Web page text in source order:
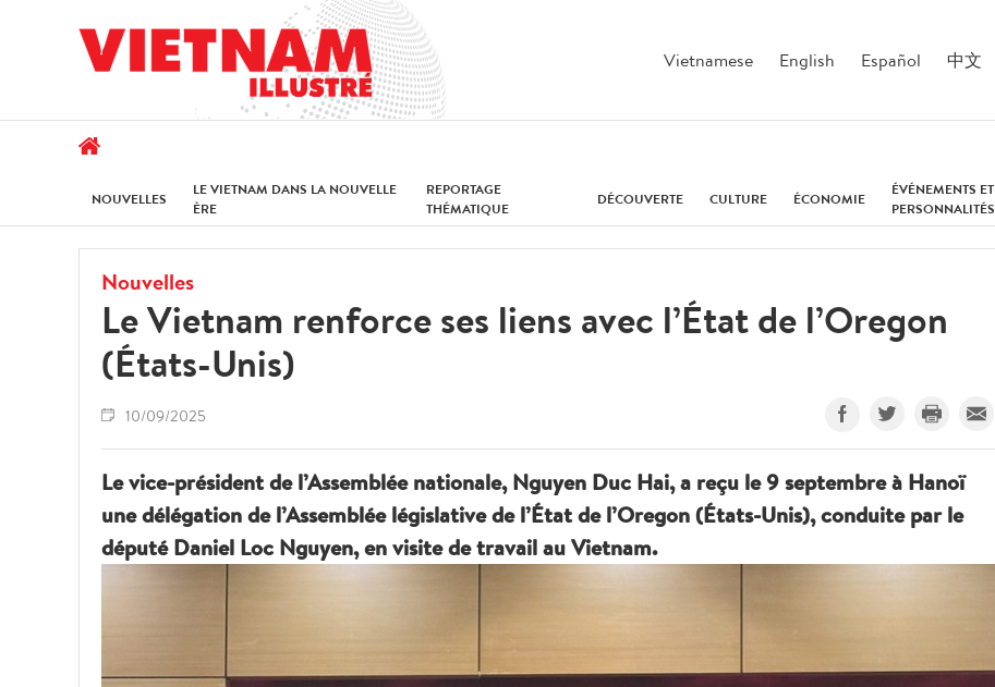
Vietnamese English Español 中文
NOUVELLES
LE VIETNAM DANS LA NOUVELLE
ÈRE
REPORTAGE
THÉMATIQUE
DÉCOUVERTE CULTURE ÉCONOMIE
ÉVÉNEMENTS ET
PERSONNALITÉS
Nouvelles
Le Vietnam renforce ses liens avec l’État de l’Oregon
(États-Unis)
10/09/2025
Le vice-président de l’Assemblée nationale, Nguyen Duc Hai, a reçu le 9 septembre à Hanoï
une délégation de l’Assemblée législative de l’État de l’Oregon (États-Unis), conduite par le
député Daniel Loc Nguyen, en visite de travail au Vietnam.